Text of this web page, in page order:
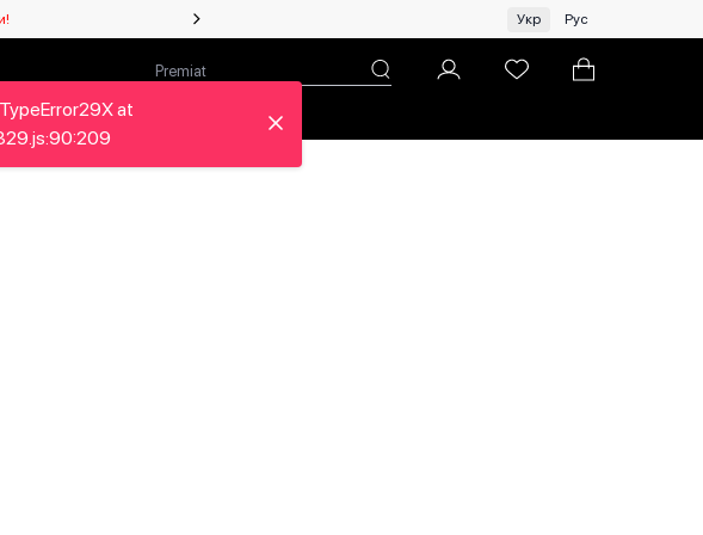
Жінкам | Топ бренди зі знижками!
Укр Рус
Новий сезон Про ЦУМ
at